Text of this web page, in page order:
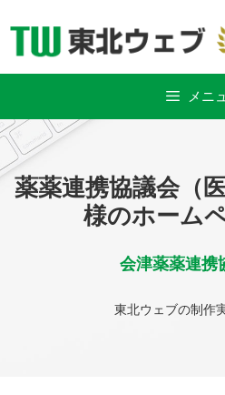
メニ
薬薬連携協議会（
様のホーム
会津薬薬連携
東北ウェブの制作